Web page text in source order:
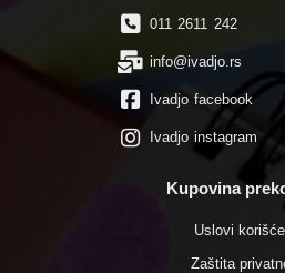
011 2611 242
info@ivadjo.rs
Ivadjo facebook
Ivadjo instagram
Kupovina
Uslovi
Zaštita